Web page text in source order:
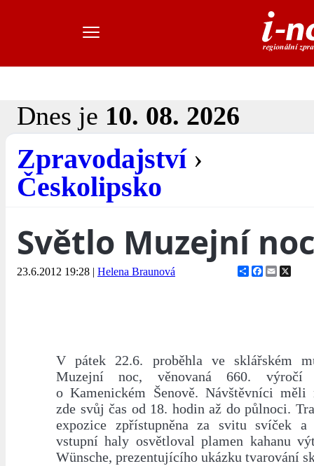
Dnes je 10. 08. 2026
Zpravodajství›
Českolipsko
Světlo Muzejní
23.6.2012 19:28 | Helena Braunová ShareFacebook
Email
V pátek 22.6. proběhla ve sklářském
Muzejní noc, věnovaná 660.
o Kamenickém Šenově. Návštěvníci měli
zde svůj čas od 18. hodin až do půlnoci.
expozice zpřístupněna za svitu svíček a
vstupní haly osvětloval plamen kahanu
Wünsche, prezentujícího ukázku tvarování